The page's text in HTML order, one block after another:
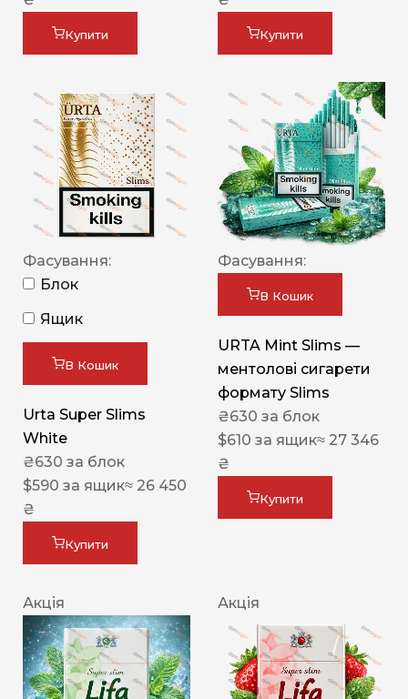
Купити Купити
Фасування:
Блок
Ящик
В Кошик
Urta Super Slims
White
₴630 за блок
$590 за ящик≈ 26 450
₴
Купити
Фасування:
В Кошик
URTA Mint Slims —
ментолові сигарети
формату Slims
₴630 за блок
$610 за ящик≈ 27 346
₴
Купити
Акція Акція